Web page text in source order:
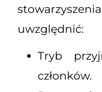
uwzględnić:
Tryb
członków.